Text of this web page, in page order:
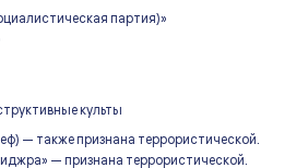
партия)»
культы
— также признана террористической.
— признана террористической.